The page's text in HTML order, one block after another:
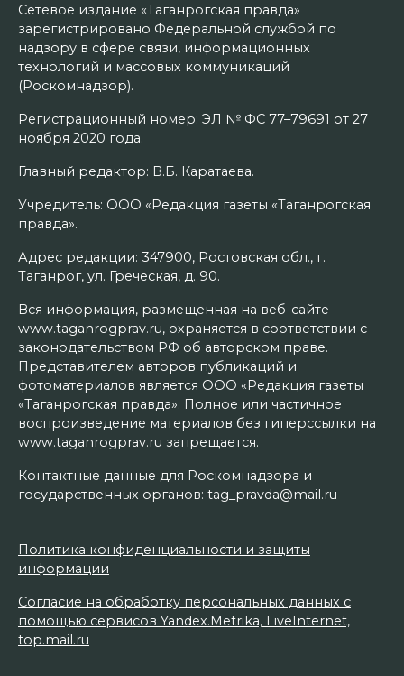
Сетевое издание «Таганрогская правда»
зарегистрировано Федеральной службой по
надзору в сфере связи, информационных
технологий и массовых коммуникаций
(Роскомнадзор).
Регистрационный номер: ЭЛ № ФС 77–79691 от 27
ноября 2020 года.
Главный редактор: В.Б. Каратаева.
Учредитель: ООО «Редакция газеты «Таганрогская
правда».
Адрес редакции: 347900, Ростовская обл., г.
Таганрог, ул. Греческая, д. 90.
Вся информация, размещенная на веб-сайте
www.taganrogprav.ru, охраняется в соответствии с
законодательством РФ об авторском праве.
Представителем авторов публикаций и
фотоматериалов является ООО «Редакция газеты
«Таганрогская правда». Полное или частичное
воспроизведение материалов без гиперссылки на
www.taganrogprav.ru запрещается.
Контактные данные для Роскомнадзора и
государственных органов: tag_pravda@mail.ru
Политика конфиденциальности и защиты
информации
Согласие на обработку персональных данных с
помощью сервисов Yandex.Metrika, LiveInternet,
top.mail.ru